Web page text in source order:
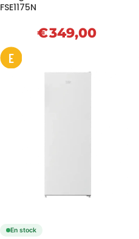
FSE1175N
€349,00
E
En stock